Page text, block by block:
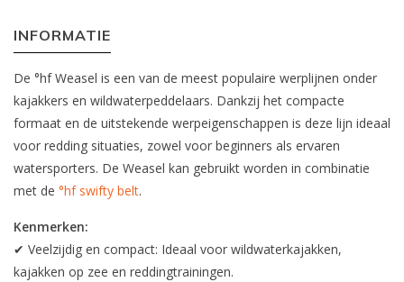
INFORMATIE
De °hf Weasel is een van de meest populaire werplijnen onder
kajakkers en wildwaterpeddelaars. Dankzij het compacte
formaat en de uitstekende werpeigenschappen is deze lijn ideaal
voor redding situaties, zowel voor beginners als ervaren
watersporters. De Weasel kan gebruikt worden in combinatie
met de °hf swifty belt.
Kenmerken:
✔ Veelzijdig en compact: Ideaal voor wildwaterkajakken,
kajakken op zee en reddingtrainingen.